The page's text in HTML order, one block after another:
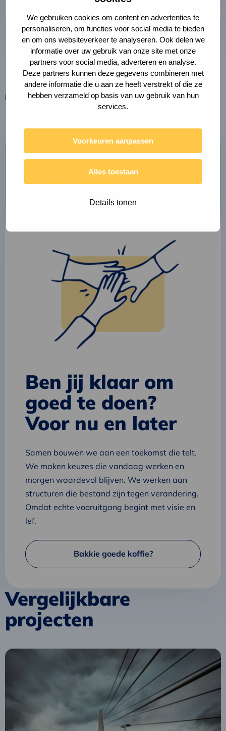
We gebruiken cookies om content en advertenties te
personaliseren, om functies voor social media te bieden
en om ons websiteverkeer te analyseren. Ook delen we
informatie over uw gebruik van onze site met onze
partners voor social media, adverteren en analyse.
Deze partners kunnen deze gegevens combineren met
andere informatie die u aan ze heeft verstrekt of die ze
hebben verzameld op basis van uw gebruik van hun
services.
Voorkeuren aanpassen
Alles toestaan
Details tonen
Petra Muskens Bols
Contractmanager Cruquiusbrug
Deel deze pagina
Deel
e-
mail
Link
naar
Team
Sybren Bosch
Ben jij klaar om
goed te doen?
Voor nu en later
Samen bouwen we aan een toekomst die telt.
We maken keuzes die vandaag werken en
morgen waardevol blijven. We werken aan
structuren die bestand zijn tegen verandering.
Omdat echte vooruitgang begint met visie en
lef.
Bakkie goede koffie?
Vergelijkbare
projecten
Lees
Hergebruik